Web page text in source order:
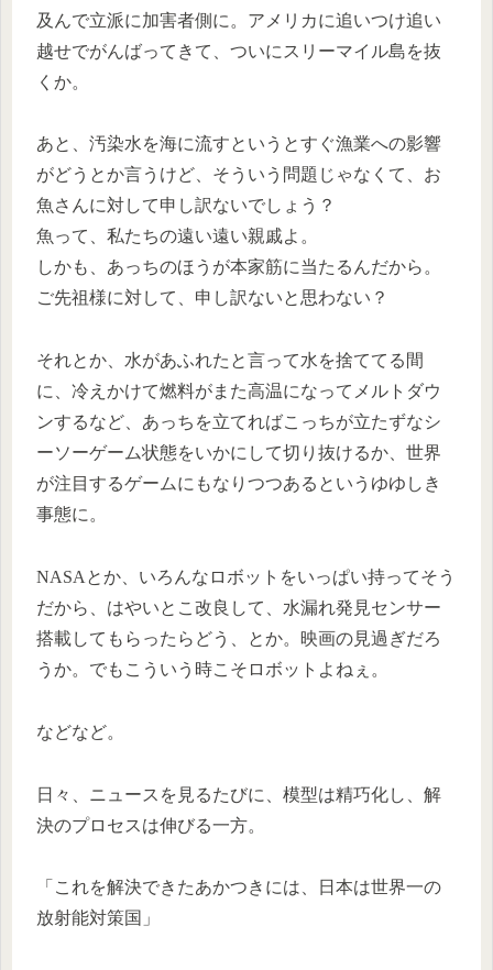
及んで立派に加害者側に。アメリカに追いつけ追い
越せでがんばってきて、ついにスリーマイル島を抜
くか。
あと、汚染水を海に流すというとすぐ漁業への影響
がどうとか言うけど、そういう問題じゃなくて、お
魚さんに対して申し訳ないでしょう？
魚って、私たちの遠い遠い親戚よ。
しかも、あっちのほうが本家筋に当たるんだから。
ご先祖様に対して、申し訳ないと思わない？
それとか、水があふれたと言って水を捨ててる間
に、冷えかけて燃料がまた高温になってメルトダウ
ンするなど、あっちを立てればこっちが立たずなシ
ーソーゲーム状態をいかにして切り抜けるか、世界
が注目するゲームにもなりつつあるというゆゆしき
事態に。
NASAとか、いろんなロボットをいっぱい持ってそう
だから、はやいとこ改良して、水漏れ発見センサー
搭載してもらったらどう、とか。映画の見過ぎだろ
うか。でもこういう時こそロボットよねぇ。
などなど。
日々、ニュースを見るたびに、模型は精巧化し、解
決のプロセスは伸びる一方。
「これを解決できたあかつきには、日本は世界一の
放射能対策国」